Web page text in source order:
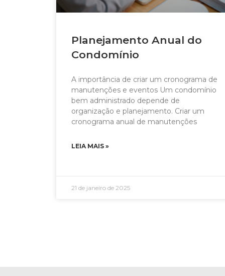
Planejamento Anual do
Condomínio
A importância de criar um cronograma de
manutenções e eventos Um condomínio
bem administrado depende de
organização e planejamento. Criar um
cronograma anual de manutenções
LEIA MAIS »
21 de janeiro de 2025